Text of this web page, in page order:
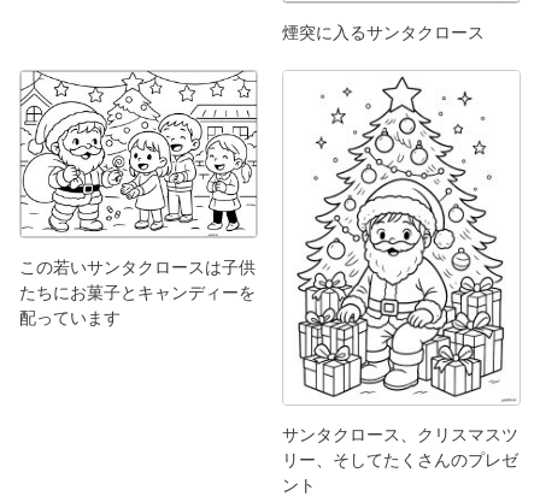
煙突に入るサンタクロース
この若いサンタクロースは子供
たちにお菓子とキャンディーを
配っています
サンタクロース、クリスマスツ
リー、そしてたくさんのプレゼ
ント